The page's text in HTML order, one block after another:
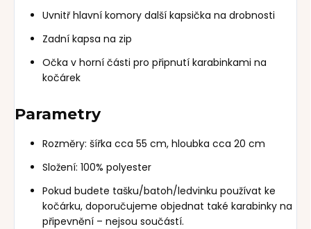
Uvnitř hlavní komory další kapsička na drobnosti
Zadní kapsa na zip
Očka v horní části pro připnutí karabinkami na
kočárek
Parametry
Rozměry: šířka cca 55 cm, hloubka cca 20 cm
Složení: 100% polyester
Pokud budete tašku/batoh/ledvinku používat ke
kočárku, doporučujeme objednat také karabinky na
připevnění – nejsou součástí.